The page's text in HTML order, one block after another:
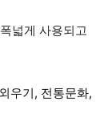
넓게 사용되고
우기, 전통문화,